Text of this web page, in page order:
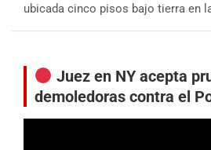
ubicada cinco pisos bajo tierra en
Juez en NY acepta
demoledoras contra el